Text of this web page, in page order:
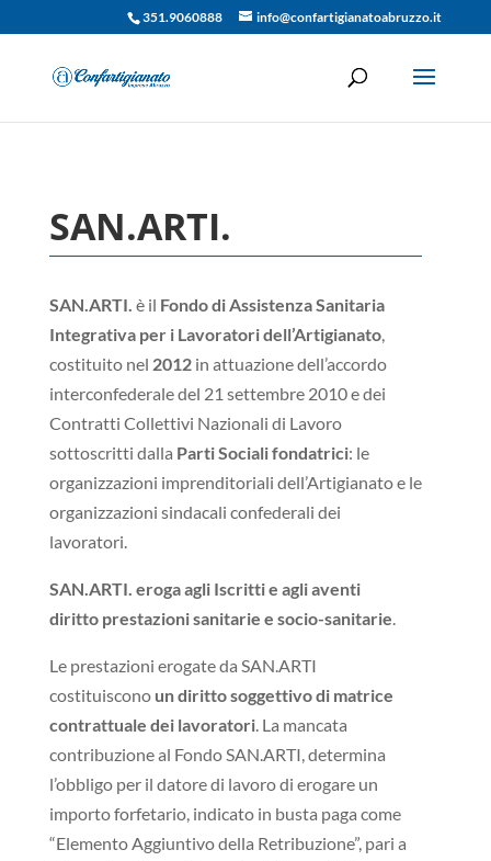
351.9060888 info@confartigianatoabruzzo.it
SAN.ARTI.
SAN.ARTI. è il Fondo di Assistenza Sanitaria
Integrativa per i Lavoratori dell’Artigianato,
costituito nel 2012 in attuazione dell’accordo
interconfederale del 21 settembre 2010 e dei
Contratti Collettivi Nazionali di Lavoro
sottoscritti dalla Parti Sociali fondatrici: le
organizzazioni imprenditoriali dell’Artigianato e le
organizzazioni sindacali confederali dei
lavoratori.
SAN.ARTI. eroga agli Iscritti e agli aventi
diritto prestazioni sanitarie e socio-sanitarie.
Le prestazioni erogate da SAN.ARTI
costituiscono un diritto soggettivo di matrice
contrattuale dei lavoratori. La mancata
contribuzione al Fondo SAN.ARTI, determina
l’obbligo per il datore di lavoro di erogare un
importo forfetario, indicato in busta paga come
“Elemento Aggiuntivo della Retribuzione”, pari a